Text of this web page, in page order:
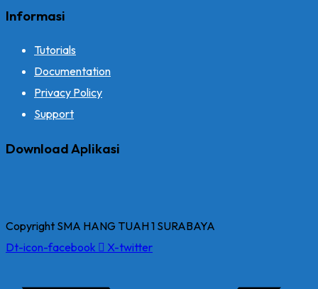
Informasi
Tutorials
Documentation
Privacy Policy
Support
Download Aplikasi
Copyright SMA HANG TUAH 1 SURABAYA
Dt-icon-facebook
X-twitter